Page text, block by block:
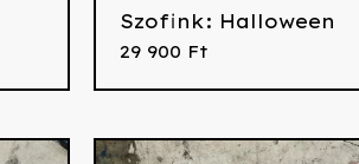
Szofink: Halloween
29 900 Ft